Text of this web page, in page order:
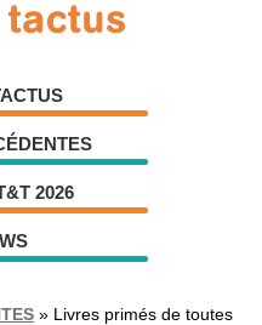
2026
» Livres primés de toutes